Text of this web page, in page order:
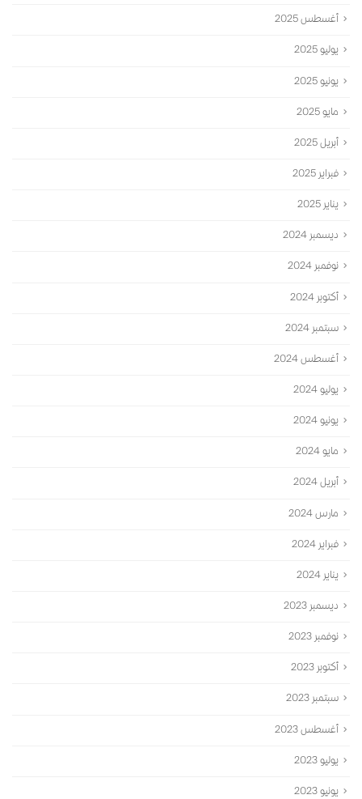
أغسطس 2025
يوليو 2025
يونيو 2025
مايو 2025
أبريل 2025
فبراير 2025
يناير 2025
ديسمبر 2024
نوفمبر 2024
أكتوبر 2024
سبتمبر 2024
أغسطس 2024
يوليو 2024
يونيو 2024
مايو 2024
أبريل 2024
مارس 2024
فبراير 2024
يناير 2024
ديسمبر 2023
نوفمبر 2023
أكتوبر 2023
سبتمبر 2023
أغسطس 2023
يوليو 2023
يونيو 2023